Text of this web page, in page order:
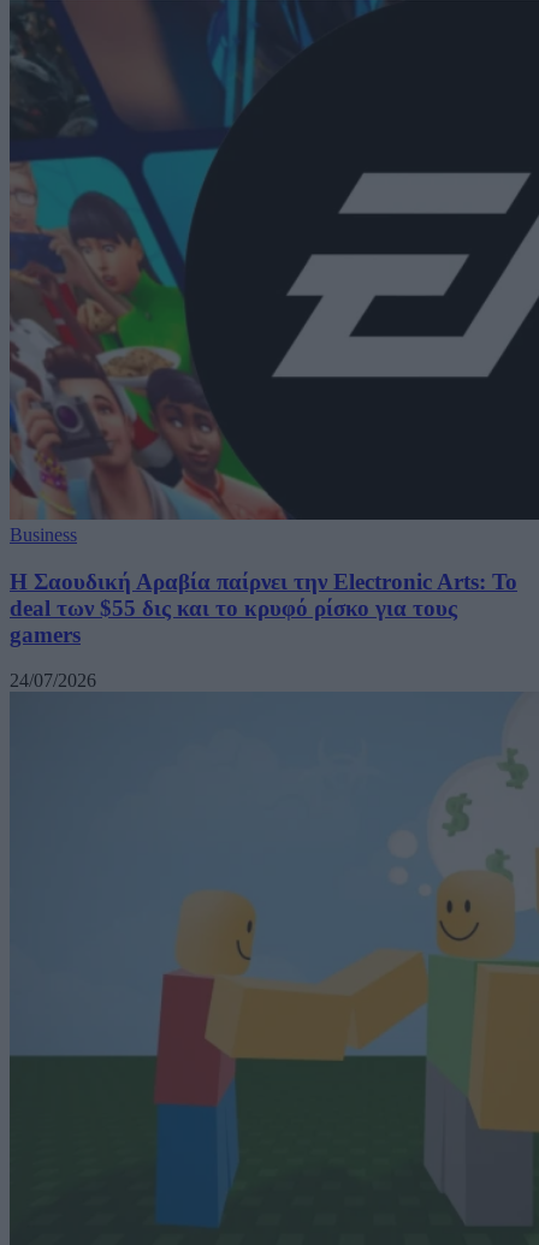
Business
Η Σαουδική Αραβία παίρνει την Electronic Arts: Το
deal των $55 δις και το κρυφό ρίσκο για τους
gamers
24/07/2026